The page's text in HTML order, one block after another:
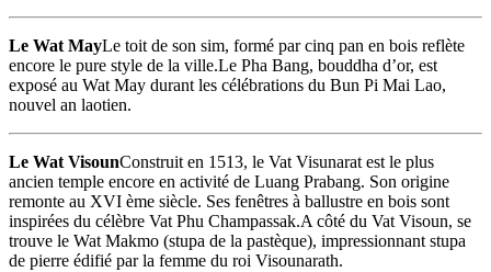
Le Wat MayLe toit de son sim, formé par cinq pan en bois reflète
encore le pure style de la ville.Le Pha Bang, bouddha d’or, est
exposé au Wat May durant les célébrations du Bun Pi Mai Lao,
nouvel an laotien.
Le Wat VisounConstruit en 1513, le Vat Visunarat est le plus
ancien temple encore en activité de Luang Prabang. Son origine
remonte au XVI ème siècle. Ses fenêtres à ballustre en bois sont
inspirées du célèbre Vat Phu Champassak.A côté du Vat Visoun, se
trouve le Wat Makmo (stupa de la pastèque), impressionnant stupa
de pierre édifié par la femme du roi Visounarath.